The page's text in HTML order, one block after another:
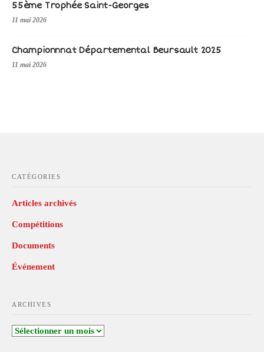
55ème Trophée Saint-Georges
11 mai 2026
Championnnat Départemental Beursault 2025
11 mai 2026
CATÉGORIES
Articles archivés
Compétitions
Documents
Événement
ARCHIVES
Archives